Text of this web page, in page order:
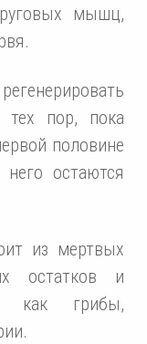
мышц,
тех пор, пока
половине
остаются
из мертвых
остатков и
как грибы,